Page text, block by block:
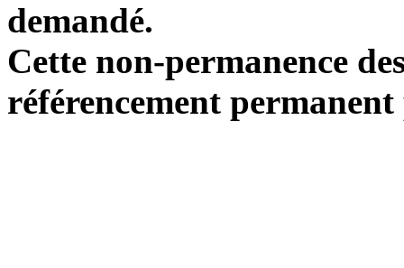
demandé.
Cette non-permanence
référencement